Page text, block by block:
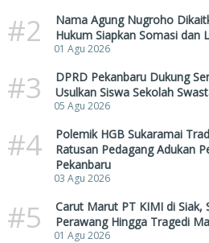
#2
Nama Agung Nugroho
Hukum Siapkan Somasi dan
01 Agu 2026
#3
DPRD Pekanbaru Dukung
Usulkan Siswa Sekolah
05 Agu 2026
#4
Polemik HGB Sukaramai
Ratusan Pedagang Adukan
Pekanbaru
03 Agu 2026
#5
Carut Marut PT KIMI di Siak,
Perawang Hingga Tragedi
01 Agu 2026